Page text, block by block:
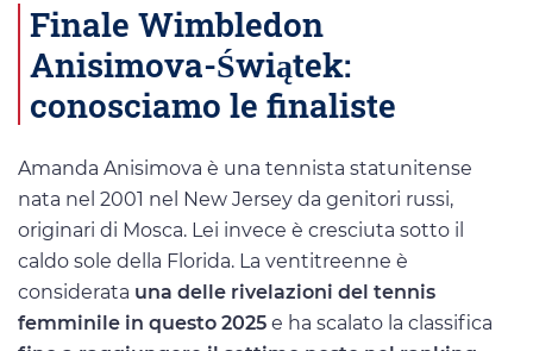
Finale Wimbledon
Anisimova-Świątek:
conosciamo le finaliste
Amanda Anisimova è una tennista statunitense
nata nel 2001 nel New Jersey da genitori russi,
originari di Mosca. Lei invece è cresciuta sotto il
caldo sole della Florida. La ventitreenne è
considerata una delle rivelazioni del tennis
femminile in questo 2025 e ha scalato la classifica